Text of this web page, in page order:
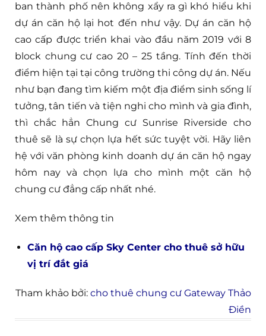
ban thành phố nên không xẩy ra gì khó hiểu khi
dự án căn hộ lại hot đến như vậy. Dự án căn hộ
cao cấp được triển khai vào đầu năm 2019 với 8
block chung cư cao 20 – 25 tầng. Tính đến thời
điểm hiện tại tại công trường thi công dự án. Nếu
như bạn đang tìm kiếm một địa điểm sinh sống lí
tưởng, tân tiến và tiện nghi cho mình và gia đình,
thì chắc hẳn Chung cư Sunrise Riverside cho
thuê sẽ là sự chọn lựa hết sức tuyệt vời. Hãy liên
hệ với văn phòng kinh doanh dự án căn hộ ngay
hôm nay và chọn lựa cho mình một căn hộ
chung cư đẳng cấp nhất nhé.
Xem thêm thông tin
Căn hộ cao cấp Sky Center cho thuê sở hữu
vị trí đắt giá
Tham khảo bởi: cho thuê chung cư Gateway Thảo
Điền